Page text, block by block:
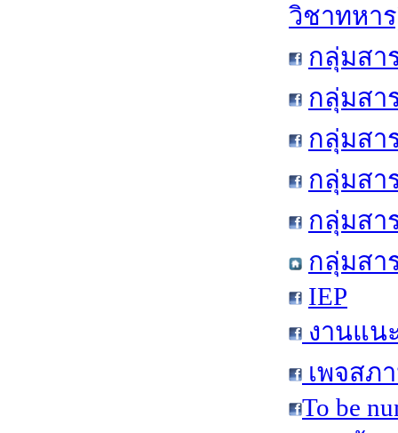
วิชาทหา
กลุ่มสา
กลุ่มสา
กลุ่มสา
กลุ่มสา
กลุ่มสา
กลุ่มสา
IEP
งานแน
เพจสภ
To be